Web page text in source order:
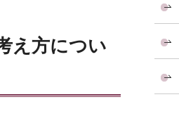
え方につい